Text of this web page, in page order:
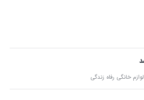
خانگی رفاه زندگی